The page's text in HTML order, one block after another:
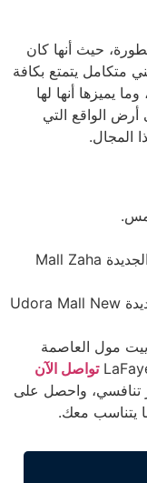
حيث أنها كان
متكامل يتمتع بكافة
يميزها أنها لها
أرض الواقع التي
المجال.
مول زاها بارك في العاصمة الإدارية الجديدة Mall Zaha
يودورا مول في العاصمة الإدارية الجديدة Udora Mall New
مول العاصمة
تواصل الآن
واحصل على
يتناسب معك.